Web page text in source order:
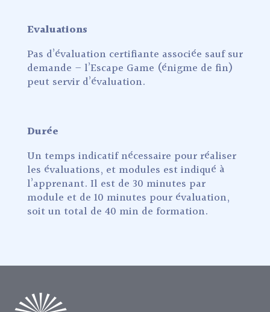
Evaluations
Pas d’évaluation certifiante associée sauf sur
demande – l’Escape Game (énigme de fin)
peut servir d’évaluation.
Durée
Un temps indicatif nécessaire pour réaliser
les évaluations, et modules est indiqué à
l’apprenant. Il est de 30 minutes par
module et de 10 minutes pour évaluation,
soit un total de 40 min de formation.